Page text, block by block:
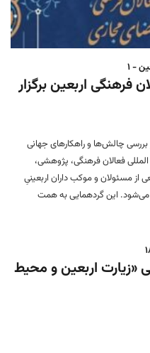
- ۱
فرهنگی اربعین برگزار
چالش‌ها و راهکارهای جهانی
فعالان فرهنگی، پژوهشی،
مسئولان و موکب داران اربعینیِ
می‌شود. این گردهمایی به همت
اربعین و محیط